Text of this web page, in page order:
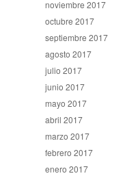
noviembre 2017
octubre 2017
septiembre 2017
agosto 2017
julio 2017
junio 2017
mayo 2017
abril 2017
marzo 2017
febrero 2017
enero 2017